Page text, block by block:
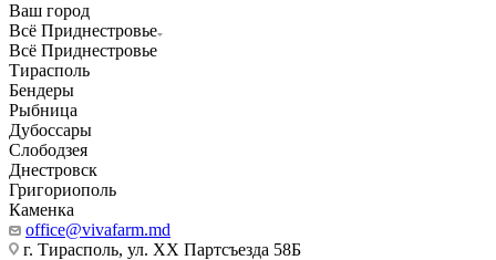
Ваш город
Всё Приднестровье
Всё Приднестровье
Тирасполь
Бендеры
Рыбница
Дубоссары
Слободзея
Днестровск
Григориополь
Каменка
office@vivafarm.md
г. Тирасполь, ул. ХХ Партсъезда 58Б